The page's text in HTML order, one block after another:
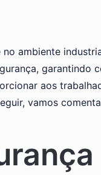
ambiente
aos
vamos